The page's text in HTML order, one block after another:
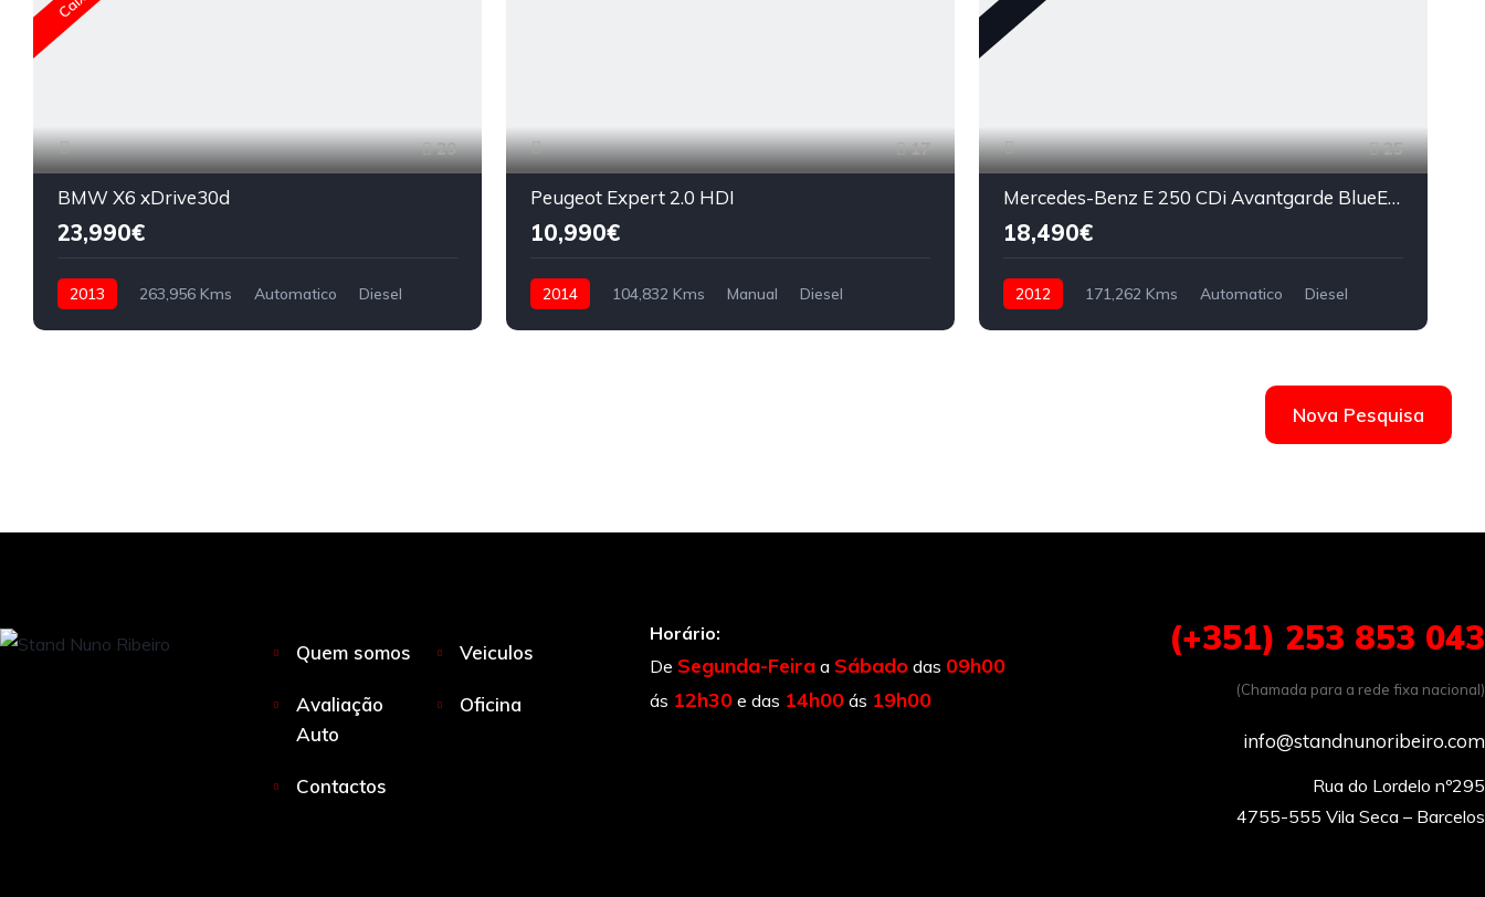
29
BMW X6 xDrive30d
23,990€
2013 263,956 Kms Automatico Diesel
17
Peugeot Expert 2.0 HDI
10,990€
2014 104,832 Kms Manual Diesel
25
Mercedes-Benz E 250 CDi Avantgarde BlueEfficiency Auto
18,490€
2012 171,262 Kms Automatico Diesel
Nova Pesquisa
Quem somos Veiculos
Avaliação
Auto
Oficina
Contactos
Horário:
De Segunda-Feiraa Sábado das 09h00
ás 12h30 e das 14h00 ás 19h00
(+351) 253 853 043
(Chamada para a rede fixa nacional)
info@standnunoribeiro.com
Rua do Lordelo nº295